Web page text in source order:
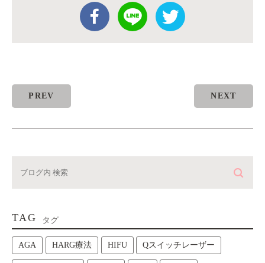
PREV NEXT
TAG タグ
AGA HARG療法 HIFU Qスイッチレーザー